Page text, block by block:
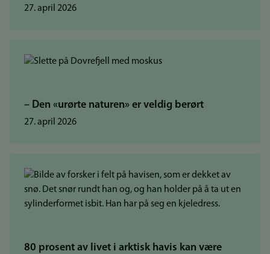
27. april 2026
– Den «urørte naturen» er veldig berørt
27. april 2026
80 prosent av livet i arktisk havis kan være